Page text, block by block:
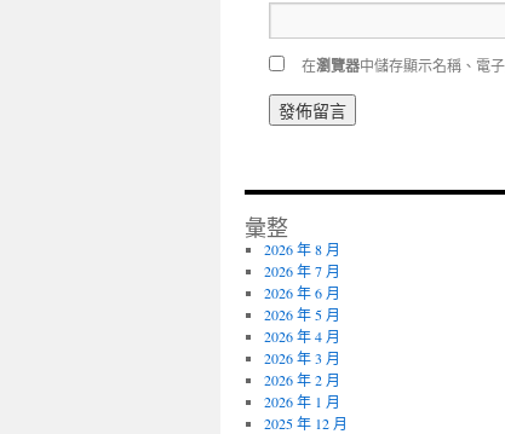
在瀏覽器中儲存顯示名稱、電
彙整
2026 年 8 月
2026 年 7 月
2026 年 6 月
2026 年 5 月
2026 年 4 月
2026 年 3 月
2026 年 2 月
2026 年 1 月
2025 年 12 月